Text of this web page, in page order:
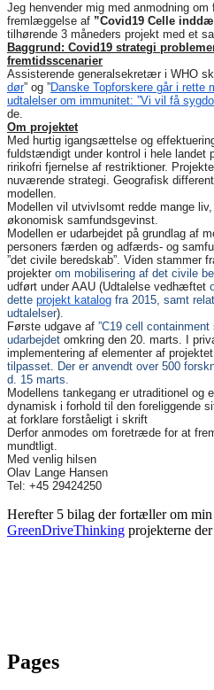
Jeg henvender mig med anmodning
fremlæggelse af ”Covid19 Celle
tilhørende 3 måneders projekt med et
Baggrund: Covid19 strategi
fremtidsscenarier
Assisterende generalsekretær i WHO
dør” og ”Danske Topforskere går i rette
udtalelser om immunitet: ”Vi vil få
de.
Om projektet
Med hurtig igangsættelse og
fuldstændigt under kontrol i hele landet
ririkofri fjernelse af restriktioner.
nuværende strategi. Geografisk
modellen.
Modellen vil utvivlsomt redde mange
økonomisk samfundsgevinst.
Modellen er udarbejdet på grundlag af
personers færden og adfærds- og
”det civile beredskab”. Viden stammer
projekter om mobilisering af det civile
udført under AAU (Udtalelse vedhæftet
dette projekt katalog fra 2015, samt
udtalelser).
Første udgave af ”C19 cell containment
udarbejdet omkring den 20. marts. I
implementering af elementer af projektet
tilpasset. Der er anvendt over 500
d. 15 marts.
Modellens tankegang er utraditionel og
dynamisk i forhold til den foreliggende
at forklare forståeligt i skrift
Derfor anmodes om foretræde for at
mundtligt.
Med venlig hilsen
Olav Lange Hansen
Tel: +45 29424250
Herefter 5 bilag der fortæller om
GreenDriveThinking projekterne
Pages